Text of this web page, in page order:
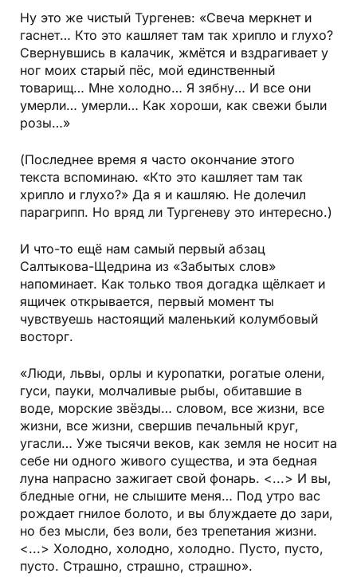
Ну это же чистый Тургенев: «Свеча меркнет и
гаснет… Кто это кашляет там так хрипло и глухо?
Свернувшись в калачик, жмётся и вздрагивает у
ног моих старый пёс, мой единственный
товарищ… Мне холодно… Я зябну… И все они
умерли… умерли… Как хороши, как свежи были
розы…»
(Последнее время я часто окончание этого
текста вспоминаю. «Кто это кашляет там так
хрипло и глухо?» Да я и кашляю. Не долечил
парагрипп. Но вряд ли Тургеневу это интересно.)
И что-то ещё нам самый первый абзац
Салтыкова-Щедрина из «Забытых слов»
напоминает. Как только твоя догадка щёлкает и
ящичек открывается, первый момент ты
чувствуешь настоящий маленький колумбовый
восторг.
«Люди, львы, орлы и куропатки, рогатые олени,
гуси, пауки, молчаливые рыбы, обитавшие в
воде, морские звёзды… словом, все жизни, все
жизни, все жизни, свершив печальный круг,
угасли… Уже тысячи веков, как земля не носит на
себе ни одного живого существа, и эта бедная
луна напрасно зажигает свой фонарь. <...> И вы,
бледные огни, не слышите меня… Под утро вас
рождает гнилое болото, и вы блуждаете до зари,
но без мысли, без воли, без трепетания жизни.
<...> Холодно, холодно, холодно. Пусто, пусто,
пусто. Страшно, страшно, страшно».